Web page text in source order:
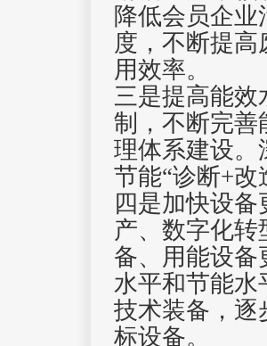
降低会员企
度，不断提
用效率。
三是提高能效
制，不断完善
理体系建设。
节能“诊断+改
四是加快设
产、数字化
备、用能设备
水平和节能水
技术装备，逐
标设备。